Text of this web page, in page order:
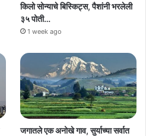
किलो सोन्याचे बिस्किट्स, पैशांनी भरलेली
३५ पोती…
1 week ago
जगातले एक अनोखे गाव, सुर्याच्या सर्वात